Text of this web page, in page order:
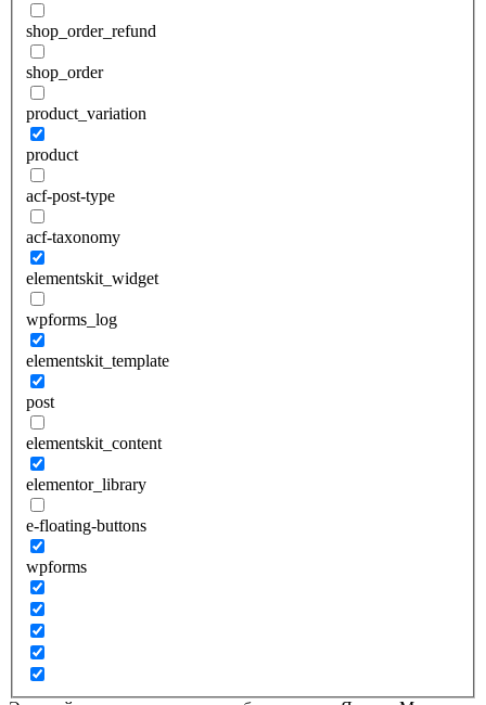
shop_order_refund
shop_order
product_variation
product
acf-post-type
acf-taxonomy
elementskit_widget
wpforms_log
elementskit_template
post
elementskit_content
elementor_library
e-floating-buttons
wpforms